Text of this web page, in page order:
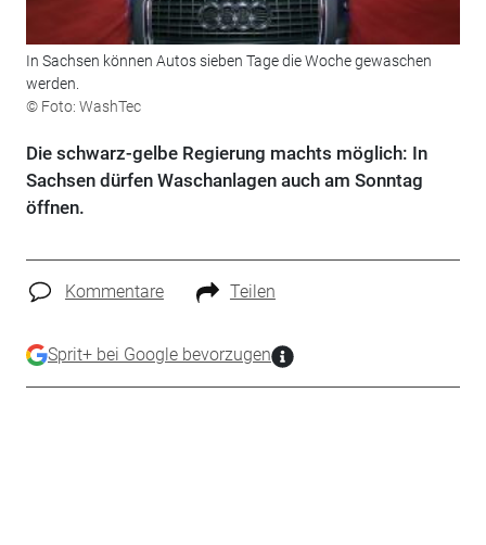
In Sachsen können Autos sieben Tage die Woche gewaschen
werden.
© Foto: WashTec
Die schwarz-gelbe Regierung machts möglich: In
Sachsen dürfen Waschanlagen auch am Sonntag
öffnen.
Kommentare Teilen
Sprit+ bei Google bevorzugen